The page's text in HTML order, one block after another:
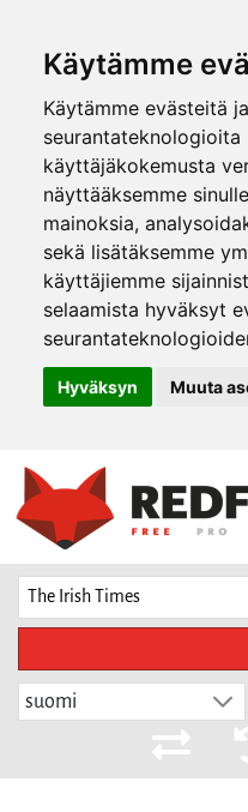
Käytämme
Käytämme evästeitä
seurantateknologioita
käyttäjäkokemusta
näyttääksemme
mainoksia,
sekä lisätäksemme
käyttäjiemme
selaamista hyväksyt
Hyväksyn Muuta
suomi